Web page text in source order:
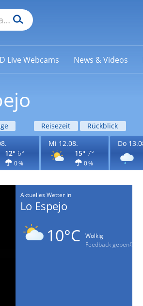
Live Webcams News & Videos
Reisezeit
Rückblick
12° 6°
0 %
Mi 12.08.
15° 7°
0 %
Do
Aktuelles Wetter in
Lo Espejo
10°C
Wolkig
Feedback geben